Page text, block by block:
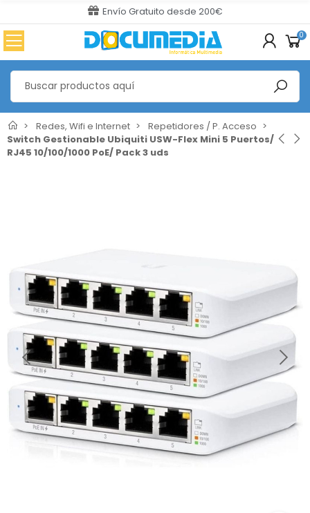
Envío Gratuito desde 200€
0
Redes, Wifi e Internet
Repetidores / P. Acceso
Switch Gestionable Ubiquiti USW-Flex Mini 5 Puertos/
RJ45 10/100/1000 PoE/ Pack 3 uds